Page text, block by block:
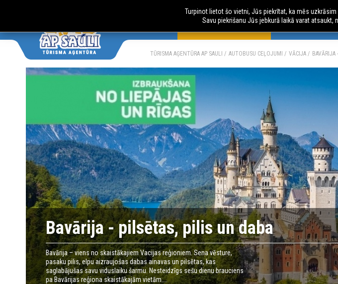
AUTOBUSU CEĻOJUMI AVIO CEĻOJUMI
TŪRISMA AĢENTŪRA AP SAULI AUTOBUSU CEĻOJUMI VĀCIJA BAVĀRIJA
Bavārija - pilsētas, pilis un daba
Bavārija – viens no skaistākajiem Vacijas reģioniem. Sena vēsture,
pasaku pilis, elpu aizraujošas dabas ainavas un pilsētas, kas
saglabājušas savu viduslaiku šarmu. Nesteidzīgs sešu dienu brauciens
pa Bavārijas reģiona skaistākajām vietām....
Turpinot lietot šo vietni, Jūs piekrītat, ka mēs
Savu piekrišanu Jūs jebkurā laikā varat atsaukt,